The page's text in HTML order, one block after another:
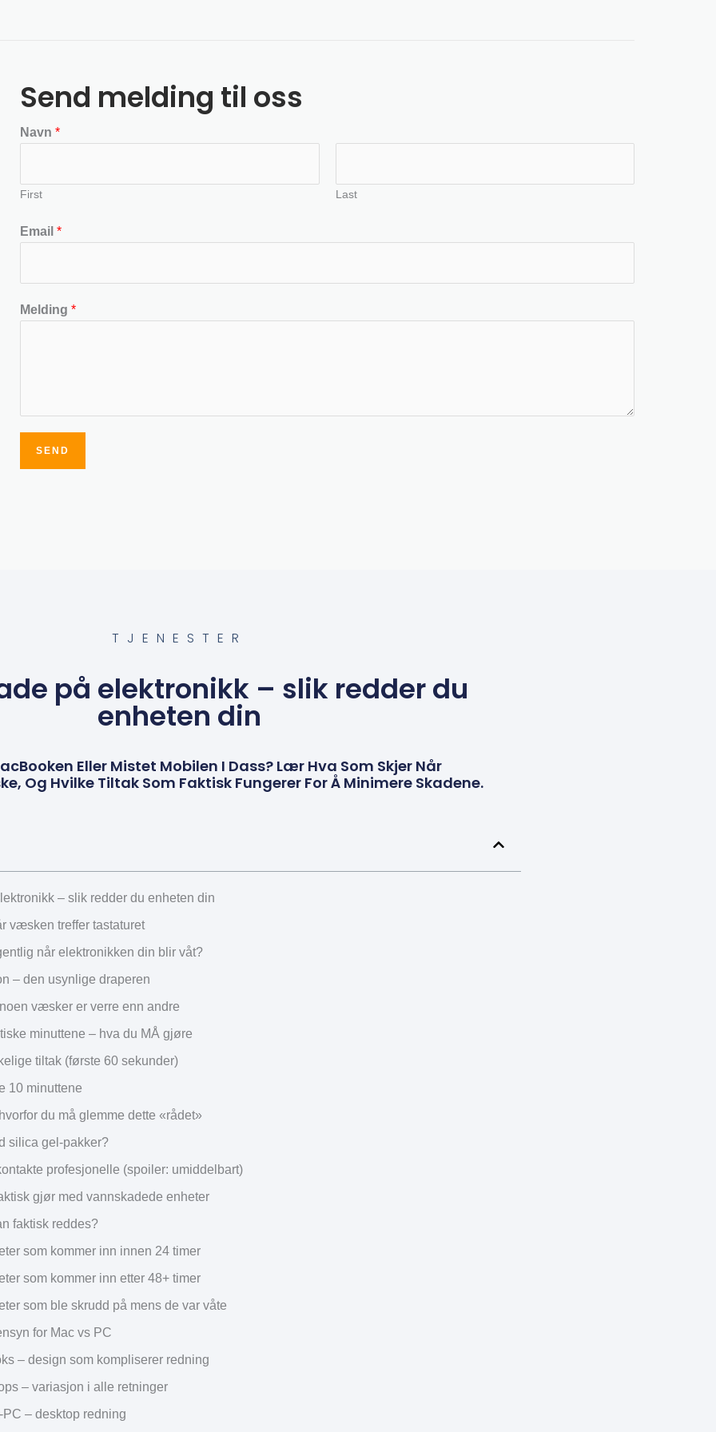
Send melding til oss
Navn*
First Last
Email*
Melding*
SEND
TJENESTER
på elektronikk – slik redder du
enheten din
Eller Mistet Mobilen I Dass? Lær Hva Som Skjer Når
Og Hvilke Tiltak Som Faktisk Fungerer For Å Minimere Skadene.
– slik redder du enheten din
væsken treffer tastaturet
når elektronikken din blir våt?
– den usynlige draperen
væsker er verre enn andre
minuttene – hva du MÅ gjøre
tiltak (første 60 sekunder)
10 minuttene
du må glemme dette «rådet»
silica gel-pakker?
profesjonelle (spoiler: umiddelbart)
gjør med vannskadede enheter
faktisk reddes?
som kommer inn innen 24 timer
som kommer inn etter 48+ timer
som ble skrudd på mens de var våte
for Mac vs PC
– design som kompliserer redning
– variasjon i alle retninger
PC – desktop redning